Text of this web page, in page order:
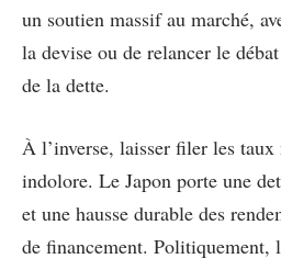
un soutien massif au marché,
la devise ou de relancer le
de la dette.
À l’inverse, laisser filer les taux
indolore. Le Japon porte une
et une hausse durable des
de financement. Politiquement,